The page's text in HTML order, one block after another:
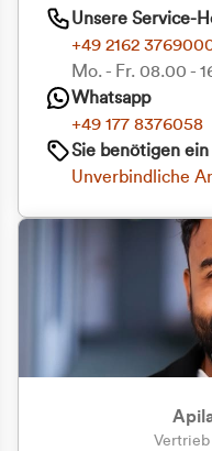
Unsere Service-
+49 2162
Mo. - Fr. 08.00 -
Whatsapp
+49 177 8376058
Sie benötigen
Unverbindliche
Vertrieb